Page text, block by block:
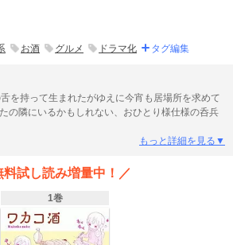
お酒 グルメ ドラマ化 タグ編集
を持って生まれたがゆえに今宵も居場所を求めて
の隣にいるかもしれない、おひとり様仕様の呑兵
もっと詳細を見る▼
料試し読み増量中！／
1巻